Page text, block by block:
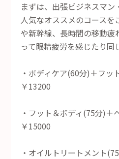
まずは、出張ビジネスマ
人気なオススメのコースを
や新幹線、長時間の移動疲
って眼精疲労を感じたり同
・ボディケア(60分)＋フ
￥13200
・フット＆ボディ(75分)
￥15000
・オイルトリートメント